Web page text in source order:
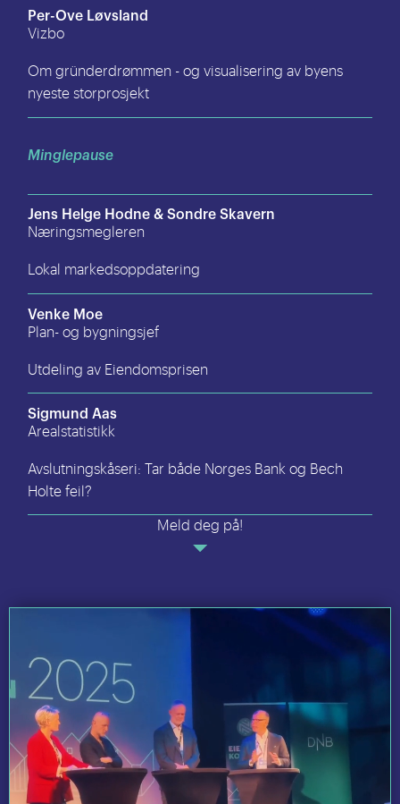
Per-Ove Løvsland
Vizbo
Om gründerdrømmen - og visualisering av byens
nyeste storprosjekt
Minglepause
Jens Helge Hodne & Sondre Skavern
Næringsmegleren
Lokal markedsoppdatering
Venke Moe
Plan- og bygningsjef
Utdeling av Eiendomsprisen
Sigmund Aas
Arealstatistikk
Avslutningskåseri: Tar både Norges Bank og Bech
Holte feil?
Meld deg på!